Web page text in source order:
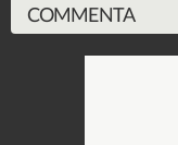
COMMENTA